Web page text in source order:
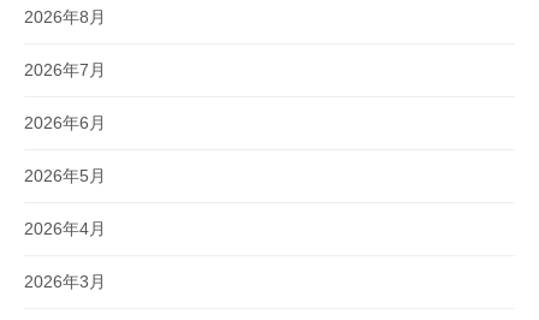
2026年8月
2026年7月
2026年6月
2026年5月
2026年4月
2026年3月